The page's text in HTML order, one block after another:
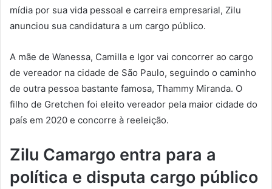
mídia por sua vida pessoal e carreira empresarial, Zilu
anunciou sua candidatura a um cargo público.
A mãe de Wanessa, Camilla e Igor vai concorrer ao cargo
de vereador na cidade de São Paulo, seguindo o caminho
de outra pessoa bastante famosa, Thammy Miranda. O
filho de Gretchen foi eleito vereador pela maior cidade do
país em 2020 e concorre à reeleição.
Zilu Camargo entra para a
política e disputa cargo público